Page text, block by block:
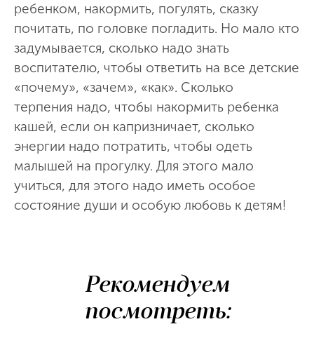
ребенком, накормить, погулять, сказку
почитать, по головке погладить. Но мало кто
задумывается, сколько надо знать
воспитателю, чтобы ответить на все детские
«почему», «зачем», «как». Сколько
терпения надо, чтобы накормить ребенка
кашей, если он капризничает, сколько
энергии надо потратить, чтобы одеть
малышей на прогулку. Для этого мало
учиться, для этого надо иметь особое
состояние души и особую любовь к детям!
Рекомендуем
посмотреть: